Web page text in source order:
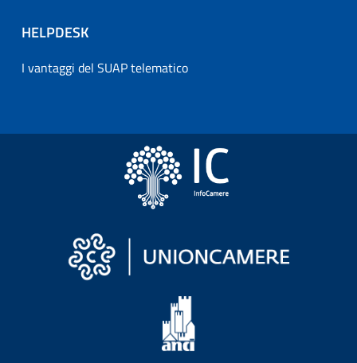
HELPDESK
I vantaggi del SUAP telematico